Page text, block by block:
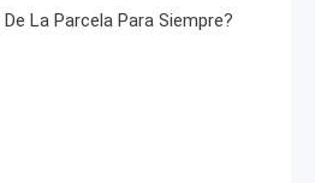
La Parcela Para Siempre?